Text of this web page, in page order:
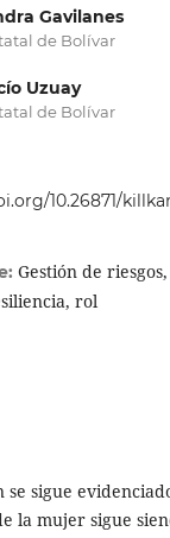
Gavilanes
de Bolívar
Uzuay
de Bolívar
10.26871/
Gestión de
rol
se sigue
la mujer sigue